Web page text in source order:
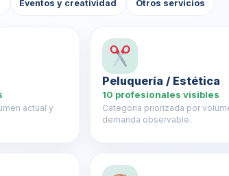
Eventos y creatividad Otros servicios
actual y
Peluquería / Estética
10 profesionales visibles
Categoria priorizada por
demanda observable.